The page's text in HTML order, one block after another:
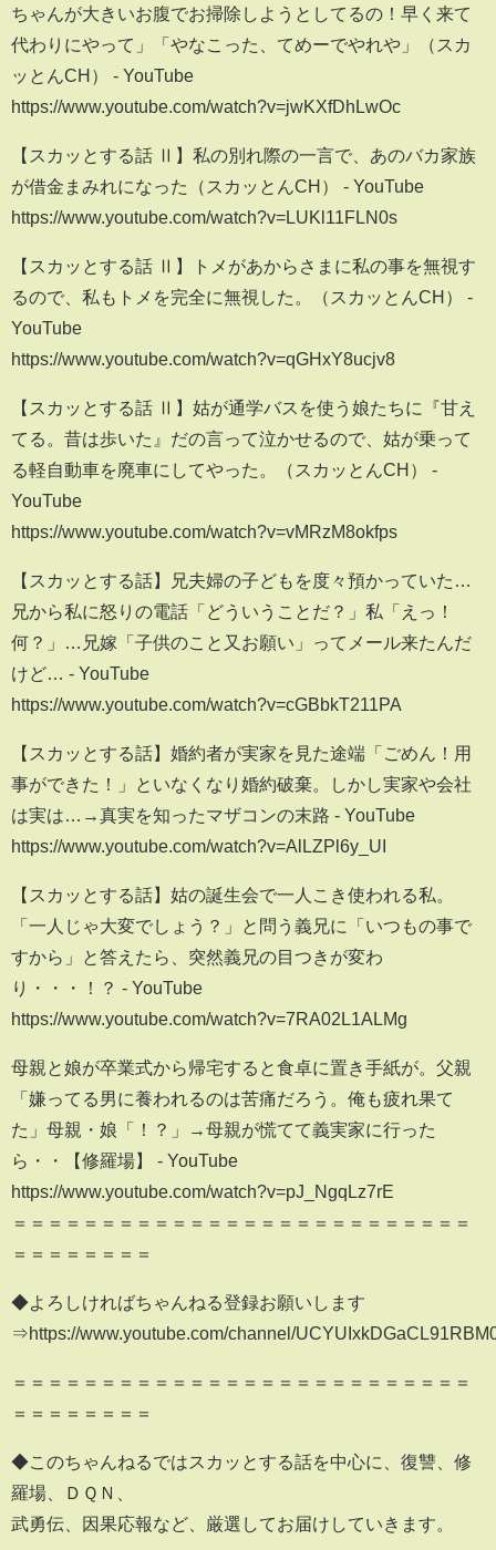
ちゃんが大きいお腹でお掃除しようとしてるの！早く来て
代わりにやって」「やなこった、てめーでやれや」（スカ
ッとんCH） - YouTube
https://www.youtube.com/watch?v=jwKXfDhLwOc
【スカッとする話 Ⅱ】私の別れ際の一言で、あのバカ家族
が借金まみれになった（スカッとんCH） - YouTube
https://www.youtube.com/watch?v=LUKl11FLN0s
【スカッとする話 Ⅱ】トメがあからさまに私の事を無視す
るので、私もトメを完全に無視した。（スカッとんCH） -
YouTube
https://www.youtube.com/watch?v=qGHxY8ucjv8
【スカッとする話 Ⅱ】姑が通学バスを使う娘たちに『甘え
てる。昔は歩いた』だの言って泣かせるので、姑が乗って
る軽自動車を廃車にしてやった。（スカッとんCH） -
YouTube
https://www.youtube.com/watch?v=vMRzM8okfps
【スカッとする話】兄夫婦の子どもを度々預かっていた…
兄から私に怒りの電話「どういうことだ？」私「えっ！
何？」…兄嫁「子供のこと又お願い」ってメール来たんだ
けど… - YouTube
https://www.youtube.com/watch?v=cGBbkT211PA
【スカッとする話】婚約者が実家を見た途端「ごめん！用
事ができた！」といなくなり婚約破棄。しかし実家や会社
は実は…→真実を知ったマザコンの末路 - YouTube
https://www.youtube.com/watch?v=AlLZPl6y_UI
【スカッとする話】姑の誕生会で一人こき使われる私。
「一人じゃ大変でしょう？」と問う義兄に「いつもの事で
すから」と答えたら、突然義兄の目つきが変わ
り・・・！？ - YouTube
https://www.youtube.com/watch?v=7RA02L1ALMg
母親と娘が卒業式から帰宅すると食卓に置き手紙が。父親
「嫌ってる男に養われるのは苦痛だろう。俺も疲れ果て
た」母親・娘「！？」→母親が慌てて義実家に行った
ら・・【修羅場】 - YouTube
https://www.youtube.com/watch?v=pJ_NgqLz7rE
＝＝＝＝＝＝＝＝＝＝＝＝＝＝＝＝＝＝＝＝＝＝＝＝＝＝
＝＝＝＝＝＝＝＝
◆よろしければちゃんねる登録お願いします
⇒https://www.youtube.com/channel/
＝＝＝＝＝＝＝＝＝＝＝＝＝＝＝＝＝＝＝＝＝＝＝＝＝＝
＝＝＝＝＝＝＝＝
◆このちゃんねるではスカッとする話を中心に、復讐、修
羅場、ＤＱＮ、
武勇伝、因果応報など、厳選してお届けしていきます。